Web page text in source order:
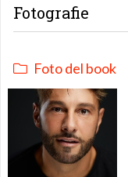
Fotografie
Foto del book